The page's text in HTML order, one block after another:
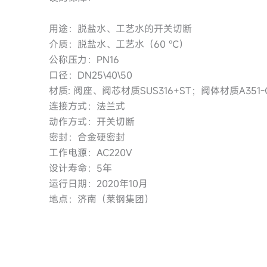
用途：脱盐水、工艺水的开关切断
介质：脱盐水、工艺水（60 ℃）
公称压力：PN16
口径：DN25\40\50
材质: 阀座、阀芯材质SUS316+ST；阀体材质
连接方式：法兰式
动作方式：开关切断
密封：合金硬密封
工作电源：AC220V
设计寿命：5年
运行日期：2020年10月
地点：济南（莱钢集团）